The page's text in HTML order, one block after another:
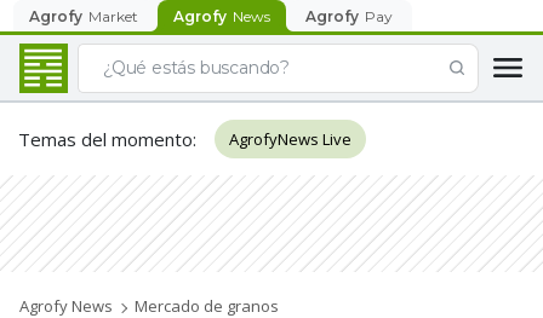
Agrofy Market Agrofy News Agrofy Pay
Temas del momento: AgrofyNews Live
Agrofy News Mercado de granos